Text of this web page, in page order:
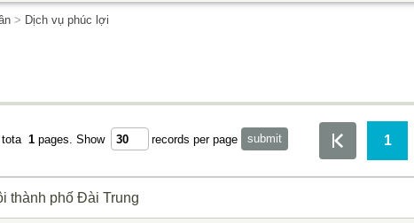
> Dịch vụ phúc lợi
1 pages. Show records per page 1
thành phố Đài Trung